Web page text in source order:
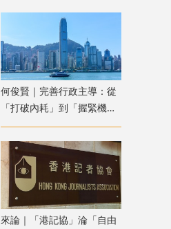
何俊賢｜完善行政主導：從
「打破內耗」到「握緊機
遇」
來論｜「港記協」淪「自由